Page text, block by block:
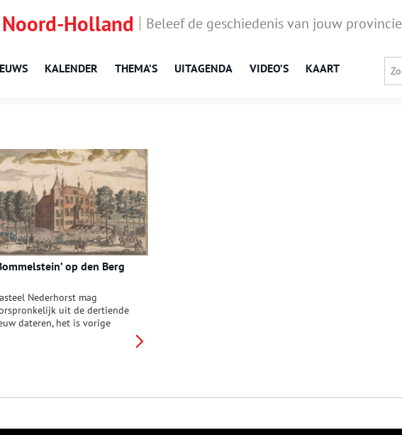
Holland Beleef de geschiedenis van jouw provincie
KALENDER THEMA’S UITAGENDA VIDEO’S KAART
op den Berg
Nederhorst mag
uit de dertiende
dateren, het is vorige
Het is echter fraai